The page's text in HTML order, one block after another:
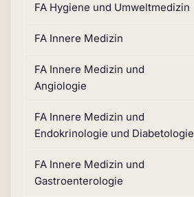
FA Hygiene und Umweltmedizin
FA Innere Medizin
FA Innere Medizin und
Angiologie
FA Innere Medizin und
Endokrinologie und Diabetologie
FA Innere Medizin und
Gastroenterologie